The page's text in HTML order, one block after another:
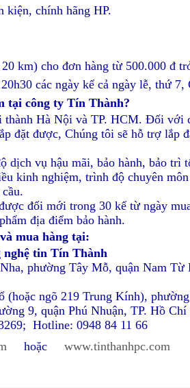
kiện, chính hãng HP.
km) cho đơn hàng từ 500.000 đ
các ngày kể cả ngày lễ, thứ 7,
tại công ty Tín Thành?
Hà Nội và TP. HCM. Đối
đặt được, Chúng tôi sẽ hỗ trợ lắp
dịch vụ hậu mãi, bảo hành, bảo
kinh nghiệm, trình độ chuyên
đổi mới trong 30 kể từ ngày
địa điểm bảo hành.
mua hàng tại:
nghệ tin Tín Thành
phường Tây Mỗ, quận Nam
(hoặc ngõ 219 Trung Kính),
9, quận Phú Nhuận, TP. Hồ
Hotline: 0948 84 11 66
hoặc www.tinthanhpc.com